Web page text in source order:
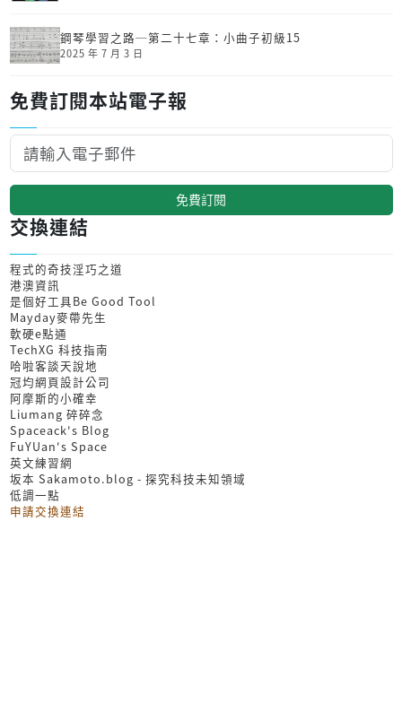
鋼琴學習之路─第二十七章：小曲子初級15
2025 年 7 月 3 日
免費訂閱本站電子報
免費訂閱
交換連結
程式的奇技淫巧之道
港澳資訊
是個好工具Be Good Tool
Mayday麥帶先生
軟硬e點通
TechXG 科技指南
哈啦客談天說地
冠均網頁設計公司
阿摩斯的小確幸
Liumang 碎碎念
Spaceack's Blog
FuYUan's Space
英文練習網
坂本 Sakamoto.blog - 探究科技未知領域
低調一點
申請交換連結